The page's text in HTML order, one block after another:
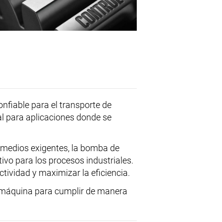
para el transporte de
para aplicaciones donde se
exigentes, la bomba de
para los procesos industriales.
y maximizar la eficiencia.
para cumplir de manera